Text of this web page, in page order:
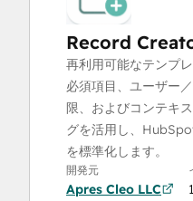
Record
再利用可能なテンプ
必須項目、ユーザー
限、およびコンテキ
グを活用し、
を標準化します。
開発元
Apres Cleo LLC